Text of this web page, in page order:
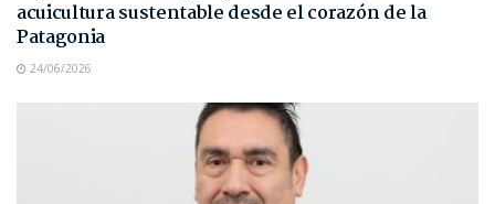
acuicultura sustentable desde el corazón de la
Patagonia
24/06/2026